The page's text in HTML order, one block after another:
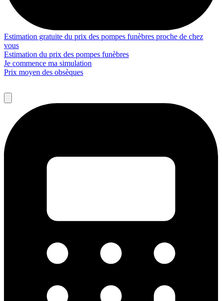
Estimation gratuite du prix des pompes funèbres proche de chez
vous
Estimation du prix des pompes funèbres
Je commence ma simulation
Prix moyen des obsèques